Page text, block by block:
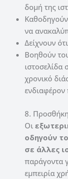
δομή της
να
Δείχνουν
Βοηθούν
ιστοσελίδα
χρονικό
ενδιαφέρον
8.
Οι
οδηγούν
σε άλλες
παράγοντα
εμπειρία